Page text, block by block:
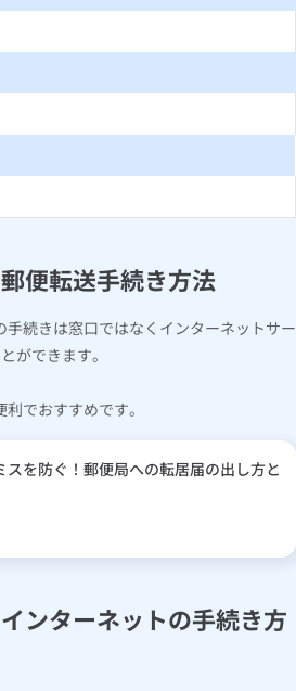
便転送手続き方法
続きは窓口ではなくインターネットサー
ができます。
でおすすめです。
スを防ぐ！郵便局への転居届の出し方と
ンターネットの手続き方